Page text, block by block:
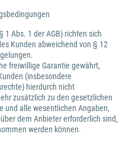
1 Abs. 1 der AGB) richten sich
Kunden abweichend von § 12
freiwillige Garantie gewährt,
(insbesondere
hierdurch nicht
zusätzlich zu den gesetzlichen
und alle wesentlichen Angaben,
dem Anbieter erforderlich sind,
werden können.